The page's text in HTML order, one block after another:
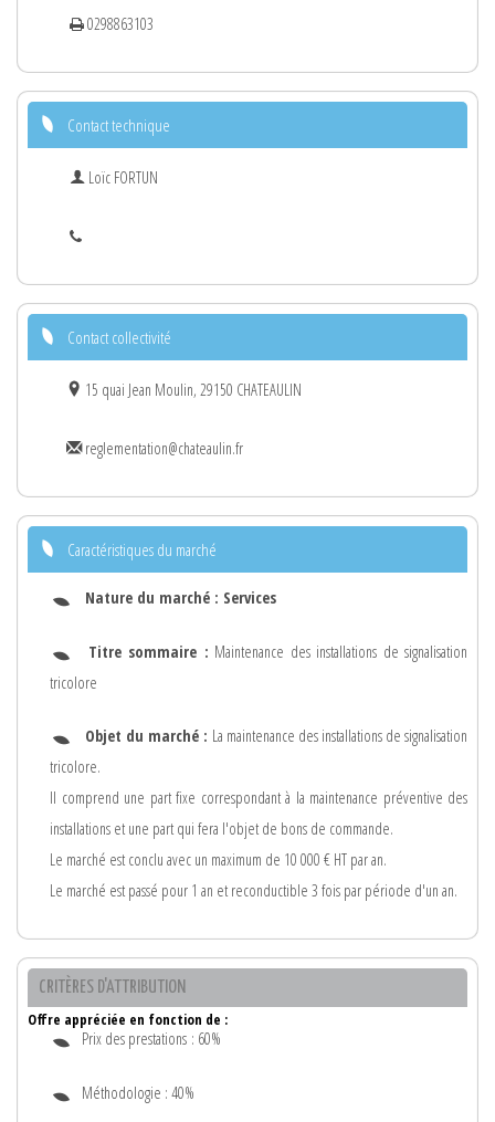
0298863103
Contact technique
Loïc FORTUN
Contact collectivité
15 quai Jean Moulin, 29150 CHATEAULIN
reglementation@chateaulin.fr
Caractéristiques du marché
Nature du marché : Services
Titre sommaire : Maintenance des installations de signalisation
tricolore
Objet du marché : La maintenance des installations de signalisation
tricolore.
Il comprend une part fixe correspondant à la maintenance préventive des
installations et une part qui fera l'objet de bons de commande.
Le marché est conclu avec un maximum de 10 000 € HT par an.
Le marché est passé pour 1 an et reconductible 3 fois par période d'un an.
CRITÈRES D'ATTRIBUTION
Offre appréciée en fonction de :
Prix des prestations : 60%
Méthodologie : 40%